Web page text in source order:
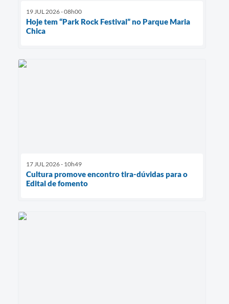
19 JUL 2026 - 08h00
Hoje tem “Park Rock Festival” no Parque Maria
Chica
17 JUL 2026 - 10h49
Cultura promove encontro tira-dúvidas para o
Edital de fomento